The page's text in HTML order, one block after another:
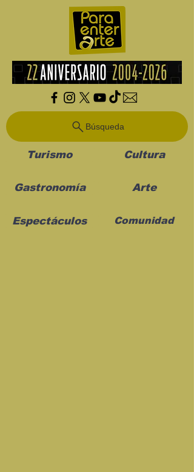
Búsqueda
Turismo Cultura
Gastronomía Arte
Espectáculos Comunidad